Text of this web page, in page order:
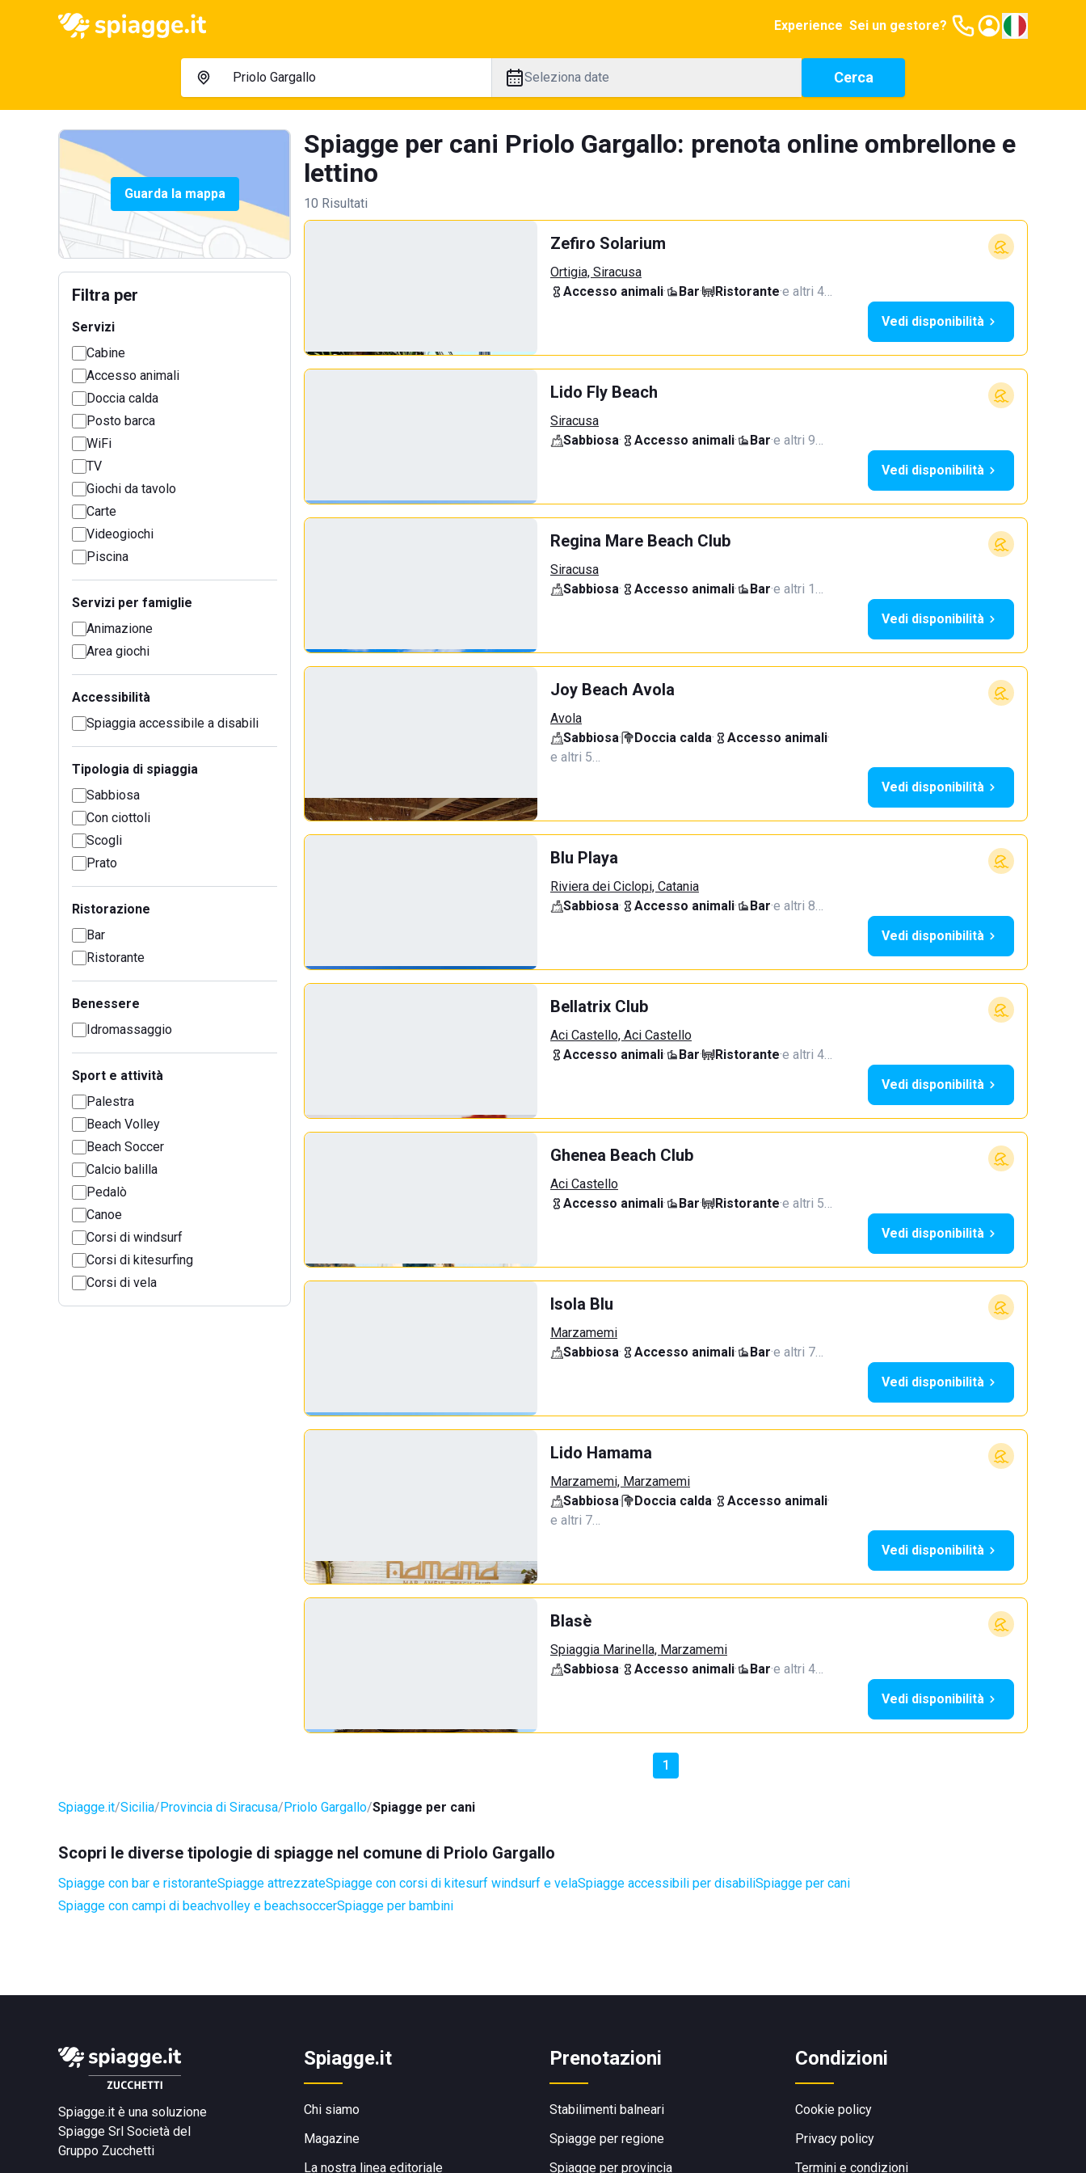
Experience Sei un gestore?
Seleziona date Cerca
Guarda la mappa
Filtra per
Servizi
Cabine
Accesso animali
Doccia calda
Posto barca
WiFi
TV
Giochi da tavolo
Carte
Videogiochi
Piscina
Servizi per famiglie
Animazione
Area giochi
Accessibilità
Spiaggia accessibile a disabili
Tipologia di spiaggia
Sabbiosa
Con ciottoli
Scogli
Prato
Ristorazione
Bar
Ristorante
Benessere
Idromassaggio
Sport e attività
Palestra
Beach Volley
Beach Soccer
Calcio balilla
Pedalò
Canoe
Corsi di windsurf
Corsi di kitesurfing
Corsi di vela
Spiagge per cani Priolo Gargallo: prenota online ombrellone e
lettino
10 Risultati
Zefiro Solarium
Ortigia, Siracusa
Accesso animali· Bar· Ristorante·e altri 4…
Vedi disponibilità
Lido Fly Beach
Siracusa
Sabbiosa· Accesso animali· Bar·e altri 9…
Vedi disponibilità
Regina Mare Beach Club
Siracusa
Sabbiosa· Accesso animali· Bar·e altri 1…
Vedi disponibilità
Joy Beach Avola
Avola
Sabbiosa· Doccia calda· Accesso animali·
e altri 5…
Vedi disponibilità
Blu Playa
Riviera dei Ciclopi, Catania
Sabbiosa· Accesso animali· Bar·e altri 8…
Vedi disponibilità
Bellatrix Club
Aci Castello, Aci Castello
Accesso animali· Bar· Ristorante·e altri 4…
Vedi disponibilità
Ghenea Beach Club
Aci Castello
Accesso animali· Bar· Ristorante·e altri 5…
Vedi disponibilità
Isola Blu
Marzamemi
Sabbiosa· Accesso animali· Bar·e altri 7…
Vedi disponibilità
Lido Hamama
Marzamemi, Marzamemi
Sabbiosa· Doccia calda· Accesso animali·
e altri 7…
Vedi disponibilità
Blasè
Spiaggia Marinella, Marzamemi
Sabbiosa· Accesso animali· Bar·e altri 4…
Vedi disponibilità
1
Spiagge.it Sicilia Provincia di Siracusa Priolo Gargallo Spiagge per cani
Scopri le diverse tipologie di spiagge nel comune di Priolo Gargallo
Spiagge con bar e ristoranteSpiagge attrezzateSpiagge con corsi di kitesurf windsurf e velaSpiagge accessibili per disabiliSpiagge per cani
Spiagge con campi di beachvolley e beachsoccerSpiagge per bambini
Spiagge.it è una soluzione
Spiagge Srl Società del
Gruppo Zucchetti
Spiagge.it
Chi siamo
Magazine
La nostra linea editoriale
Prenotazioni
Stabilimenti balneari
Spiagge per regione
Spiagge per provincia
Condizioni
Cookie policy
Privacy policy
Termini e condizioni